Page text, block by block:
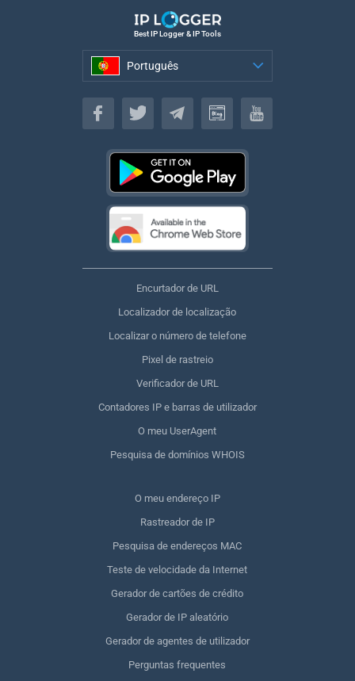
Best IP Logger & IP Tools
Português
Português
Encurtador de URL
Localizador de localização
Localizar o número de telefone
Pixel de rastreio
Verificador de URL
Contadores IP e barras de utilizador
O meu UserAgent
Pesquisa de domínios WHOIS
O meu endereço IP
Rastreador de IP
Pesquisa de endereços MAC
Teste de velocidade da Internet
Gerador de cartões de crédito
Gerador de IP aleatório
Gerador de agentes de utilizador
Perguntas frequentes